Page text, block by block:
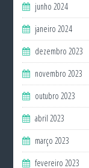
junho 2024
janeiro 2024
dezembro 2023
novembro 2023
outubro 2023
abril 2023
março 2023
fevereiro 2023